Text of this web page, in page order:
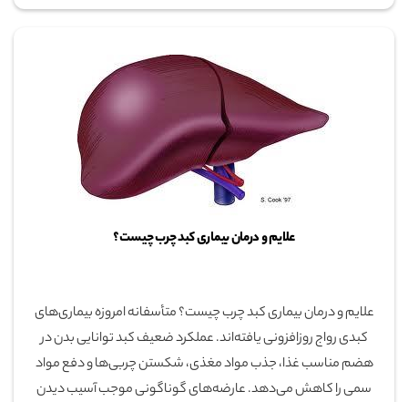
علایم و درمان بیماری کبد چرب چیست؟
علایم و درمان بیماری کبد چرب چیست؟ متأسفانه امروزه بیماری‌های
کبدی رواج روزافزونی یافته‌اند. عملکرد ضعیف کبد توانایی بدن در
هضم مناسب غذا، جذب مواد مغذی، شکستن چربی‌ها و دفع مواد
سمی را کاهش می‌دهد. عارضه‌های گوناگونی موجب آسیب دیدن